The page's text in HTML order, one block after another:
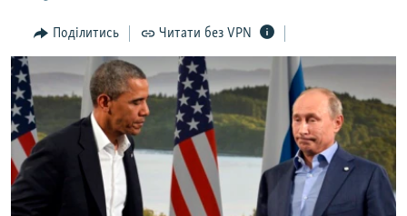
навігації
Перейти
до
пошуку
ПОГЛЯД
ІНТЕРВ'Ю
ВСЕ ЗА ДЕНЬ
СПЕЦПРОЕКТИ
ДЕПОРТАЦІЯ
ВІДЕОУРОКИ «ELIFBE»
ЯК ОБІЙТИ БЛОКУВАННЯ
Поділитись Читати без VPN